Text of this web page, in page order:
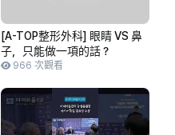
[A-TOP整形外科] 眼睛 VS 鼻
子，只能做一項的話？
966 次觀看